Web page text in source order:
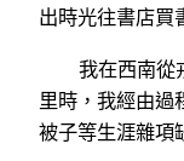
出時光往書店買
我在西南從
里時，我經由過
被子等生涯雜項